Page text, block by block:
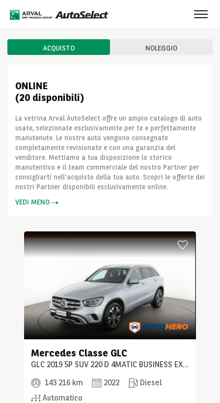
ACQUISTO NOLEGGIO
ONLINE
(20 disponibili)
La vetrina Arval AutoSelect offre un ampio catalogo di auto
usate, selezionate esclusivamente per te e perfettamente
manutenute. Le nostre auto vengono consegnate
completamente revisionate e con una garanzia del
venditore. Mettiamo a tua disposizione lo storico
manutentivo e il team commerciale del nostro Partner per
consigliarti nell'acquisto della tua auto. Scopri le offerte dei
nostri Partner disponibili esclusivamente online.
VEDI MENO
Mercedes Classe GLC
GLC 2019 5P SUV 220 D 4MATIC BUSINESS EXTRA AUT.
143 216 km
2022
Diesel
Automatico